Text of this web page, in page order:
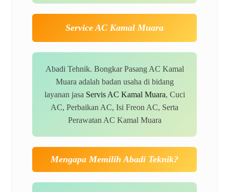
Service AC Kamal Muara
Abadi Tehnik. Bongkar Pasang AC Kamal
Muara adalah badan usaha di bidang
layanan jasa Servis AC Kamal Muara, Cuci
AC, Perbaikan AC, Isi Freon AC, Serta
Perawatan AC Kamal Muara
Mengapa Memilih Abadi Teknik?